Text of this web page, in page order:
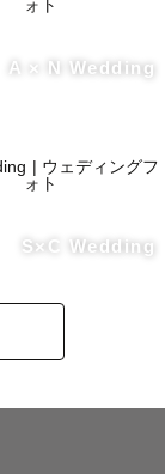
A × N Wedding
S×C Wedding